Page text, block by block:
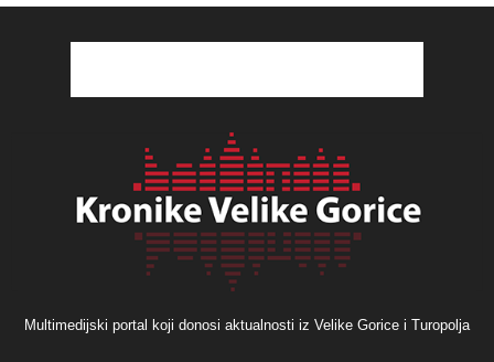
Multimedijski portal koji donosi aktualnosti iz Velike Gorice i Turopolja